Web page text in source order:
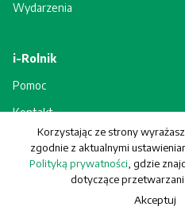
Wydarzenia
i-Rolnik
Pomoc
Kontakt
Rejestracja - korzyści
© Generali Towarzystwo Ubezpieczeń
Korzystając ze strony
zgodnie z aktualnymi
Polityką prywatności , gdzie
dotyczące
Akceptuj